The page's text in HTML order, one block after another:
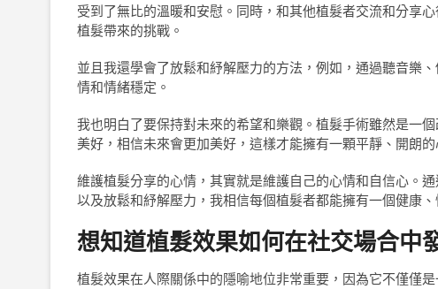
受到了無比的溫暖和安慰。同時，和其他植髮者交流和分享
植髮帶來的挑戰。
並且我還學會了放鬆和紓解壓力的方法，例如，通過聽音樂
情和情緒穩定。
我也明白了要保持對未來的希望和樂觀。植髮手術雖然是一
美好，相信未來會更加美好，這樣才能擁有一顆平靜、開朗的
維護植髮分享的心情，其實就是維護自己的心情和自信心。
以及放鬆和紓解壓力，我相信每個植髮者都能擁有一個健康、
想知道植髮效果如何在社交場合中
植髮效果在人際關係中的隱喻地位非常重要，因為它不僅僅